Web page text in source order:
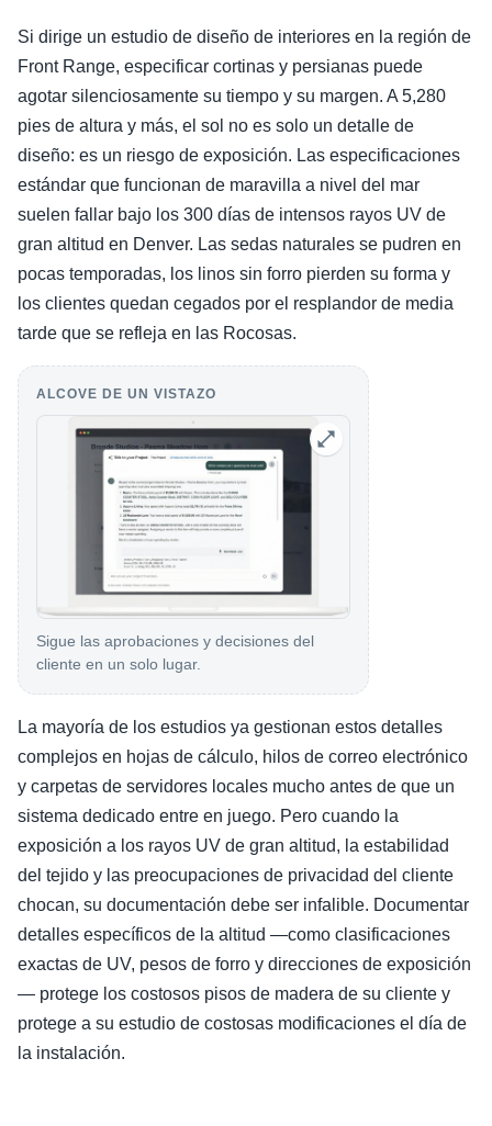
Si dirige un estudio de diseño de interiores en la región de
Front Range, especificar cortinas y persianas puede
agotar silenciosamente su tiempo y su margen. A 5,280
pies de altura y más, el sol no es solo un detalle de
diseño: es un riesgo de exposición. Las especificaciones
estándar que funcionan de maravilla a nivel del mar
suelen fallar bajo los 300 días de intensos rayos UV de
gran altitud en Denver. Las sedas naturales se pudren en
pocas temporadas, los linos sin forro pierden su forma y
los clientes quedan cegados por el resplandor de media
tarde que se refleja en las Rocosas.
ALCOVE DE UN VISTAZO
Sigue las aprobaciones y decisiones del
cliente en un solo lugar.
La mayoría de los estudios ya gestionan estos detalles
complejos en hojas de cálculo, hilos de correo electrónico
y carpetas de servidores locales mucho antes de que un
sistema dedicado entre en juego. Pero cuando la
exposición a los rayos UV de gran altitud, la estabilidad
del tejido y las preocupaciones de privacidad del cliente
chocan, su documentación debe ser infalible. Documentar
detalles específicos de la altitud —como clasificaciones
exactas de UV, pesos de forro y direcciones de exposición
— protege los costosos pisos de madera de su cliente y
protege a su estudio de costosas modificaciones el día de
la instalación.